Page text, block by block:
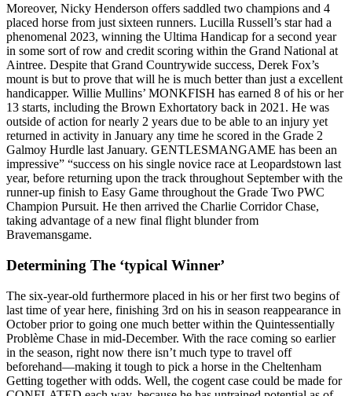
Moreover, Nicky Henderson offers saddled two champions and 4
placed horse from just sixteen runners. Lucilla Russell’s star had a
phenomenal 2023, winning the Ultima Handicap for a second year
in some sort of row and credit scoring within the Grand National at
Aintree. Despite that Grand Countrywide success, Derek Fox’s
mount is but to prove that will he is much better than just a excellent
handicapper. Willie Mullins’ MONKFISH has earned 8 of his or her
13 starts, including the Brown Exhortatory back in 2021. He was
outside of action for nearly 2 years due to be able to an injury yet
returned in activity in January any time he scored in the Grade 2
Galmoy Hurdle last January. GENTLESMANGAME has been an
impressive” “success on his single novice race at Leopardstown last
year, before returning upon the track throughout September with the
runner-up finish to Easy Game throughout the Grade Two PWC
Champion Pursuit. He then arrived the Charlie Corridor Chase,
taking advantage of a new final flight blunder from
Bravemansgame.
Determining The ‘typical Winner’
The six-year-old furthermore placed in his or her first two begins of
last time of year here, finishing 3rd on his in season reappearance in
October prior to going one much better within the Quintessentially
Problème Chase in mid-December. With the race coming so earlier
in the season, right now there isn’t much type to travel off
beforehand—making it tough to pick a horse in the Cheltenham
Getting together with odds. Well, the cogent case could be made for